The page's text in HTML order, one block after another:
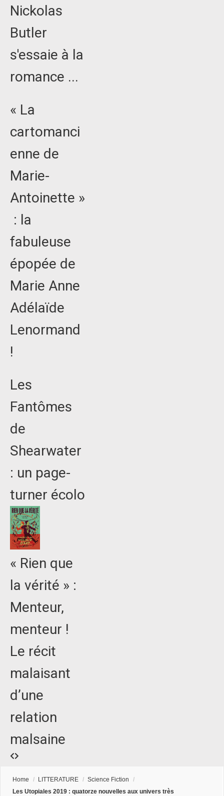
Nickolas
Butler
s'essaie à la
romance ...
« La
cartomanci
enne de
Marie-
Antoinette »
: la
fabuleuse
épopée de
Marie Anne
Adélaïde
Lenormand
!
Les
Fantômes
de
Shearwater
: un page-
turner écolo
« Rien que
la vérité » :
Menteur,
menteur !
Le récit
malaisant
d’une
relation
malsaine
Home / LITTERATURE / Science Fiction
/
Les Utopiales 2019 : quatorze nouvelles aux univers très